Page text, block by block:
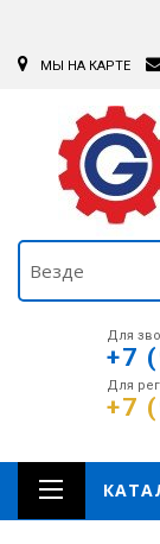
МЫ НА КАРТЕ
Для
+7
Для
+7